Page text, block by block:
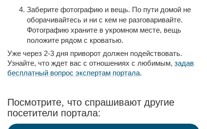
Заберите фотографию и вещь. По пути домой не
оборачивайтесь и ни с кем не разговаривайте.
Фотографию храните в укромном месте, вещь
положите рядом с кроватью.
Уже через 2-3 дня приворот должен подействовать.
Узнайте, что ждет вас с отношениях с любимым, задав
бесплатный вопрос экспертам портала.
Посмотрите, что спрашивают другие
посетители портала: